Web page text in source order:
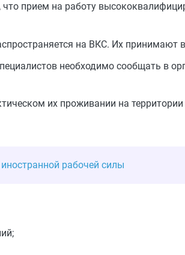
прием на работу
на ВКС. Их принимают
необходимо сообщать в
их проживании на территории
рабочей силы